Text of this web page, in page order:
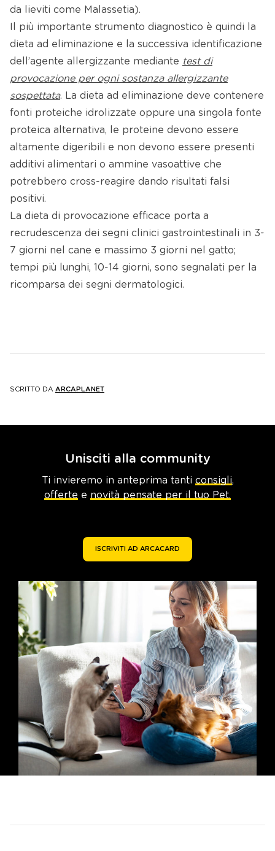
da lieviti come Malassetia).
Il più importante strumento diagnostico è quindi la
dieta ad eliminazione e la successiva identificazione
dell’agente allergizzante mediante test di
provocazione per ogni sostanza allergizzante
sospettata. La dieta ad eliminazione deve contenere
fonti proteiche idrolizzate oppure una singola fonte
proteica alternativa, le proteine devono essere
altamente digeribili e non devono essere presenti
additivi alimentari o ammine vasoattive che
potrebbero cross-reagire dando risultati falsi
positivi.
La dieta di provocazione efficace porta a
recrudescenza dei segni clinici gastrointestinali in 3-
7 giorni nel cane e massimo 3 giorni nel gatto;
tempi più lunghi, 10-14 giorni, sono segnalati per la
ricomparsa dei segni dermatologici.
SCRITTO DA ARCAPLANET
Unisciti alla community
Ti invieremo in anteprima tanti consigli,
offerte e novità pensate per il tuo Pet.
ISCRIVITI AD ARCACARD